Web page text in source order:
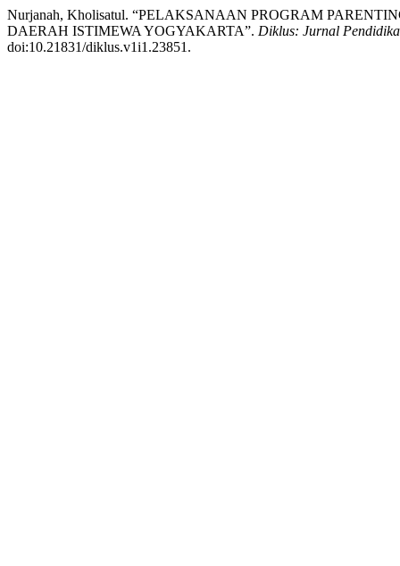
Nurjanah, Kholisatul. “PELAKSANAAN PROGRAM
DAERAH ISTIMEWA YOGYAKARTA”. Diklus: Jurnal
doi:10.21831/diklus.v1i1.23851.